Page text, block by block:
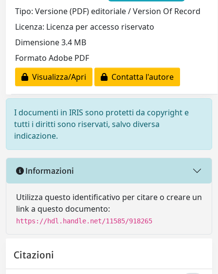
Tipo: Versione (PDF) editoriale / Version Of Record
Licenza: Licenza per accesso riservato
Dimensione 3.4 MB
Formato Adobe PDF
Visualizza/Apri
Contatta l'autore
I documenti in IRIS sono protetti da copyright e
tutti i diritti sono riservati, salvo diversa
indicazione.
Informazioni
Utilizza questo identificativo per citare o creare un
link a questo documento:
https://hdl.handle.net/11585/918265
Citazioni